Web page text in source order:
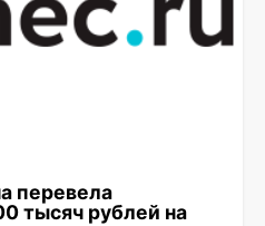
перевела
тысяч рублей на